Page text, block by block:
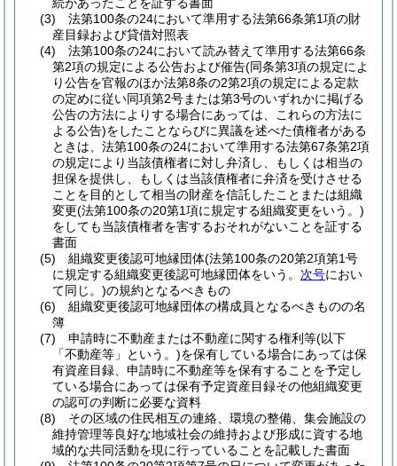
(3)
法第100条の24において準用する法第66条第1項の財
産目録および貸借対照表
(4)
法第100条の24において読み替えて準用する法第66条
第2項の規定による公告および催告(同条第3項の規定によ
り公告を官報のほか法第8条の2第2項の規定による定款
の定めに従い同項第2号または第3号のいずれかに掲げる
公告の方法によりする場合にあっては、これらの方法に
よる公告)をしたことならびに異議を述べた債権者がある
ときは、法第100条の24において準用する法第67条第2項
の規定により当該債権者に対し弁済し、もしくは相当の
担保を提供し、もしくは当該債権者に弁済を受けさせる
ことを目的として相当の財産を信託したことまたは組織
変更(法第100条の20第1項に規定する組織変更をいう。)
をしても当該債権者を害するおそれがないことを証する
書面
(5)
組織変更後認可地縁団体(法第100条の20第2項第1号
に規定する組織変更後認可地縁団体をいう。 次号におい
て同じ。)の規約となるべきもの
(6)
組織変更後認可地縁団体の構成員となるべきものの名
簿
(7)
申請時に不動産または不動産に関する権利等(以下
「不動産等」という。)を保有している場合にあっては保
有資産目録、申請時に不動産等を保有することを予定し
ている場合にあっては保有予定資産目録その他組織変更
の認可の判断に必要な資料
(8)
その区域の住民相互の連絡、環境の整備、集会施設の
維持管理等良好な地域社会の維持および形成に資する地
域的な共同活動を現に行っていることを記載した書面